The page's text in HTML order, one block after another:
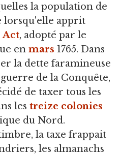
la population de
lorsqu'elle apprit
Act, adopté par le
en mars 1765. Dans
la dette faramineuse
de la Conquête,
de taxer tous les
les treize colonies
du Nord.
la taxe frappait
les almanachs